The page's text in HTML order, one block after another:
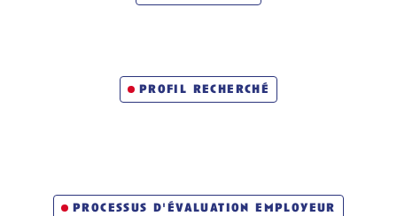
profil recherché
processus d'évaluation employeur